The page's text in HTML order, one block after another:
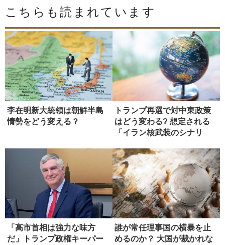
こちらも読まれています
李在明新大統領は朝鮮半島
情勢をどう変える？
トランプ再選で対中東政策
はどう変わる? 想定される
「イラン核武装のシナリ
「高市首相は強力な味方
だ」トランプ政権キーパー
誰が常任理事国の横暴を止
めるのか？ 大国が裁かれな